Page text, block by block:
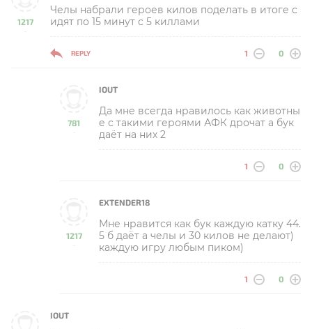
1217
-
Челы набрали героев килов поделать в итоге с
идят по 15 минут с 5 киллами
REPLY 1 0
781
-
IOUT
Да мне всегда нравилось как животны
е с такими героями АФК дрочат а бук
даёт на них 2
1 0
1217
-
EXTENDER18
Мне нравится как бук каждую катку 44.
5 б даёт а челы и 30 килов не делают)
каждую игру любым пиком)
1 0
IOUT